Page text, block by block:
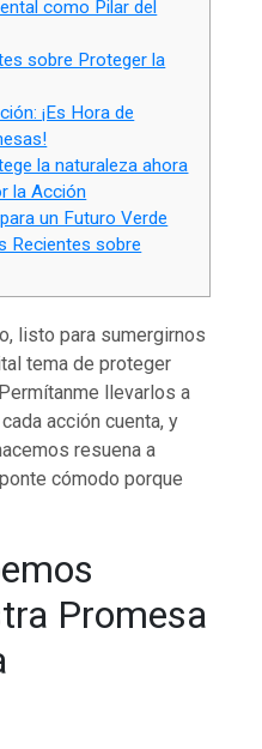
como Pilar del
sobre Proteger la
¡Es Hora de
la naturaleza ahora
la Acción
un Futuro Verde
Recientes sobre
listo para sumergirnos
tema de proteger
llevarlos a
acción cuenta, y
resuena a
cómodo porque
Promesa